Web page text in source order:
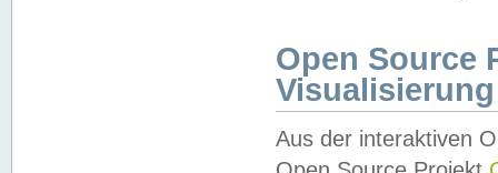
Open Source
Visualisierung
Aus der interaktiven